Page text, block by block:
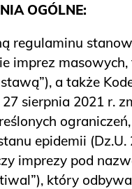
OGÓLNE:
regulaminu
imprez
a także
sierpnia 2021 r.
epidemii (Dz.U.
imprezy pod
który